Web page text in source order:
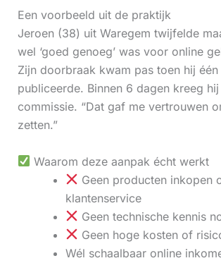
Een voorbeeld uit de praktijk
Jeroen (38) uit Waregem twijfelde
wel ‘goed genoeg’ was voor online
Zijn doorbraak kwam pas toen hij
publiceerde. Binnen 6 dagen kreeg
commissie. “Dat gaf me vertrouwen
zetten.”
Waarom deze aanpak écht werkt
Geen producten inkopen
klantenservice
Geen technische kennis
Geen hoge kosten of
Wél schaalbaar online